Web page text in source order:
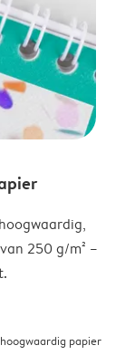
250 g/m² –
papier